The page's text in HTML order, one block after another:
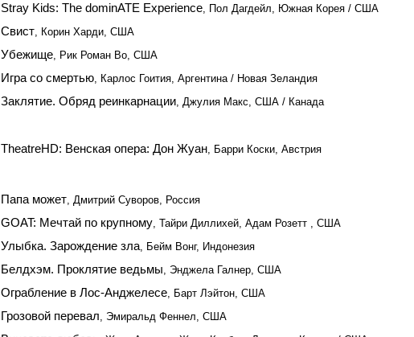
Stray Kids: The dominATE Experience, Пол Дагдейл, Южная Корея / США
Свист, Корин Харди, США
Убежище, Рик Роман Во, США
Игра со смертью, Карлос Гоития, Аргентина / Новая Зеландия
Заклятие. Обряд реинкарнации, Джулия Макс, США / Канада
TheatreHD: Венская опера: Дон Жуан, Барри Коски, Австрия
Папа может, Дмитрий Суворов, Россия
GOAT: Мечтай по крупному, Тайри Диллихей, Адам Розетт , США
Улыбка. Зарождение зла, Бейм Вонг, Индонезия
Белдхэм. Проклятие ведьмы, Энджела Галнер, США
Ограбление в Лос-Анджелесе, Барт Лэйтон, США
Грозовой перевал, Эмиральд Феннел, США